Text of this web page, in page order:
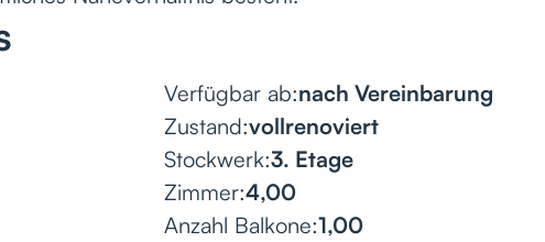
Verfügbar ab:nach Vereinbarung
Zustand:vollrenoviert
Stockwerk:3. Etage
Zimmer:4,00
Anzahl Balkone:1,00